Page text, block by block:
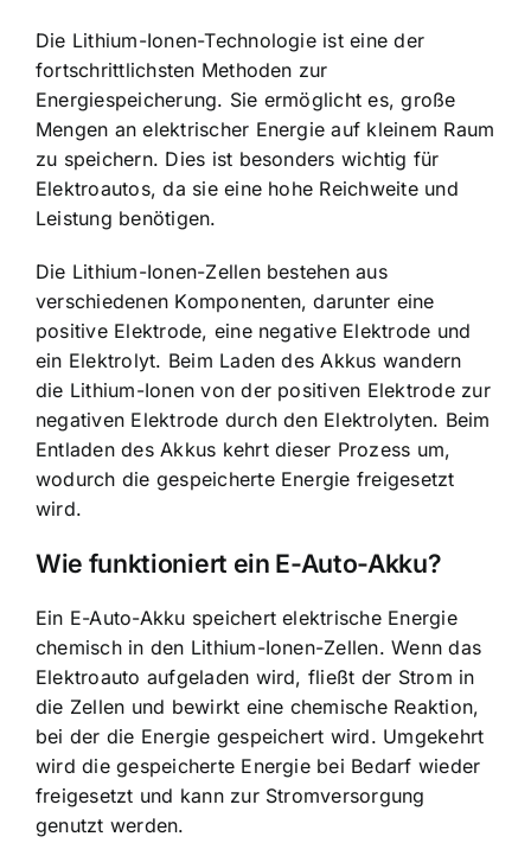
Die Lithium-Ionen-Technologie ist eine der
fortschrittlichsten Methoden zur
Energiespeicherung. Sie ermöglicht es, große
Mengen an elektrischer Energie auf kleinem Raum
zu speichern. Dies ist besonders wichtig für
Elektroautos, da sie eine hohe Reichweite und
Leistung benötigen.
Die Lithium-Ionen-Zellen bestehen aus
verschiedenen Komponenten, darunter eine
positive Elektrode, eine negative Elektrode und
ein Elektrolyt. Beim Laden des Akkus wandern
die Lithium-Ionen von der positiven Elektrode zur
negativen Elektrode durch den Elektrolyten. Beim
Entladen des Akkus kehrt dieser Prozess um,
wodurch die gespeicherte Energie freigesetzt
wird.
Wie funktioniert ein E-Auto-Akku?
Ein E-Auto-Akku speichert elektrische Energie
chemischin den Lithium-Ionen-Zellen. Wenn das
Elektroauto aufgeladen wird, fließt der Strom in
die Zellen und bewirkt eine chemische Reaktion,
bei der die Energie gespeichert wird. Umgekehrt
wird die gespeicherte Energie bei Bedarf wieder
freigesetzt und kann zur Stromversorgung
genutzt werden.